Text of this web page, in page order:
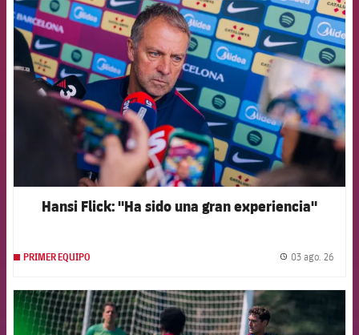
FCB Barcelona badge
Hansi Flick: "Ha sido una gran experiencia"
PRIMER EQUIPO 03 ago. 26
FCB Barcelona badge